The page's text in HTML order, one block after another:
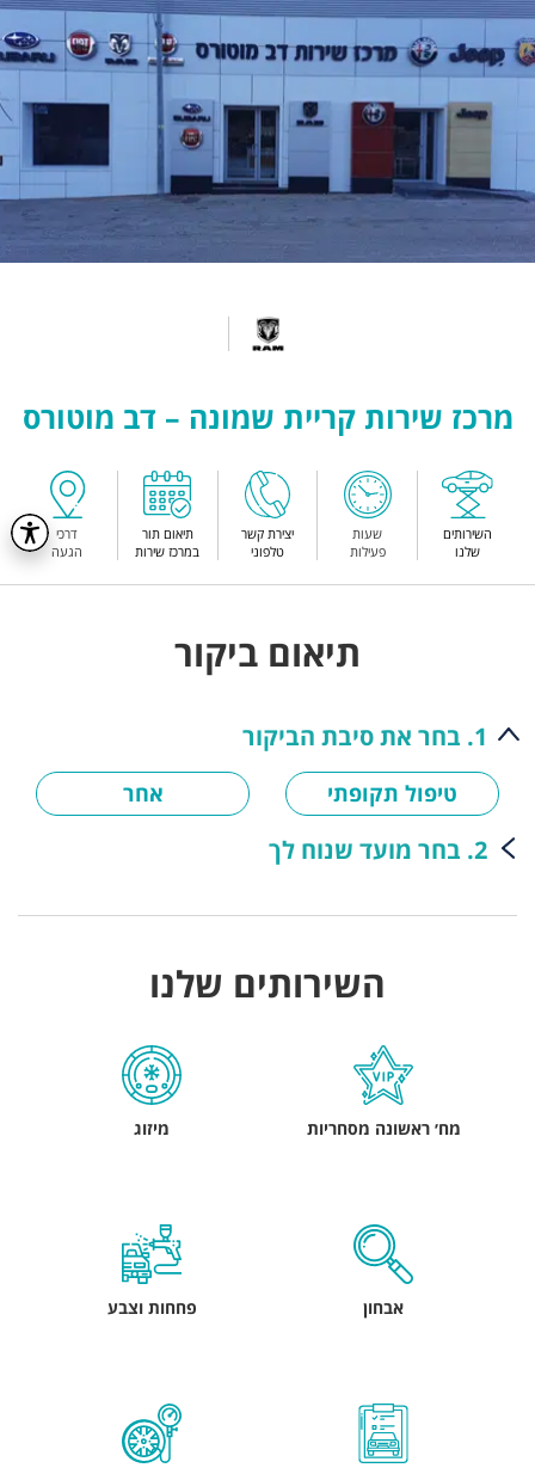
מרכז שירות קריית שמונה – דב מוטורס
השירותים
שלנו
שעות
פעילות
יצירת קשר
טלפוני
תיאום תור
במרכז שירות
דרכי
הגעה
תיאום ביקור
1. בחר את סיבת הביקור
טיפול תקופתי אחר
2. בחר מועד שנוח לך
השירותים שלנו
מח׳ ראשונה מסחריות מיזוג
אבחון פחחות וצבע